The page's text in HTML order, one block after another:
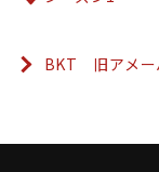
BKT 旧アメー